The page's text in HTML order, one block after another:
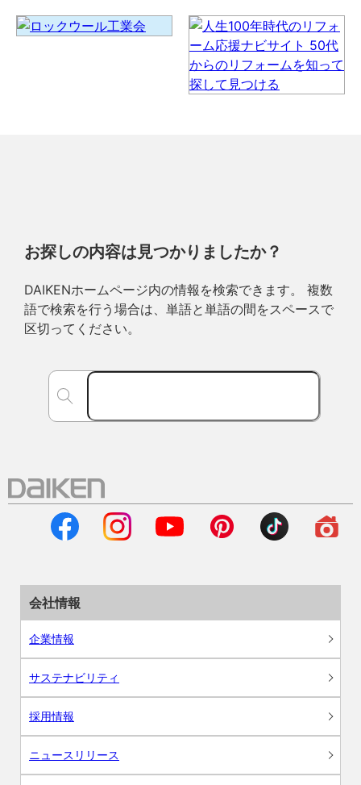
お探しの内容は見つかりましたか？
DAIKENホームページ内の情報を検索できます。 複数
語で検索を行う場合は、単語と単語の間をスペースで
区切ってください。
会社情報
企業情報
サステナビリティ
採用情報
ニュースリリース